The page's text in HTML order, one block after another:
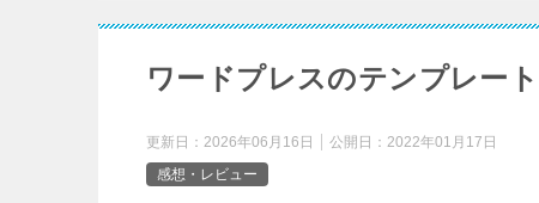
ワードプレスのテンプレー
更新日： 2026年06月16日 公開日： 2022年01月17日
感想・レビュー